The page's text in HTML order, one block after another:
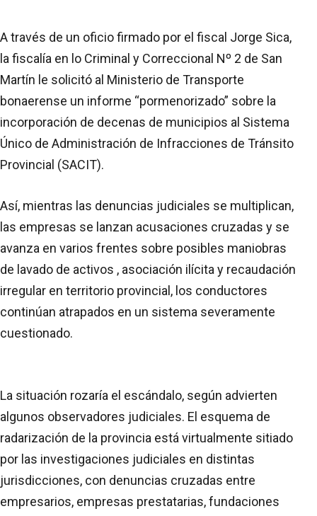
A través de un oficio firmado por el fiscal Jorge Sica,
la fiscalía en lo Criminal y Correccional Nº 2 de San
Martín le solicitó al Ministerio de Transporte
bonaerense un informe “pormenorizado” sobre la
incorporación de decenas de municipios al Sistema
Único de Administración de Infracciones de Tránsito
Provincial (SACIT).
Así, mientras las denuncias judiciales se multiplican,
las empresas se lanzan acusaciones cruzadas y se
avanza en varios frentes sobre posibles maniobras
de lavado de activos , asociación ilícita y recaudación
irregular en territorio provincial, los conductores
continúan atrapados en un sistema severamente
cuestionado.
La situación rozaría el escándalo, según advierten
algunos observadores judiciales. El esquema de
radarización de la provincia está virtualmente sitiado
por las investigaciones judiciales en distintas
jurisdicciones, con denuncias cruzadas entre
empresarios, empresas prestatarias, fundaciones